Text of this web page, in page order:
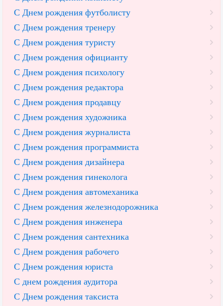
С Днем рождения футболисту
С Днем рождения тренеру
С Днем рождения туристу
С Днем рождения официанту
С Днем рождения психологу
С Днем рождения редактора
С Днем рождения продавцу
С Днем рождения художника
С Днем рождения журналиста
С Днем рождения программиста
С Днем рождения дизайнера
С Днем рождения гинеколога
С Днем рождения автомеханика
С Днем рождения железнодорожника
С Днем рождения инженера
С Днем рождения сантехника
С Днем рождения рабочего
С Днем рождения юриста
С днем рождения аудитора
С Днем рождения таксиста